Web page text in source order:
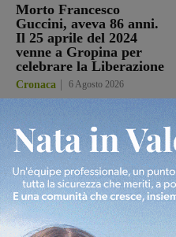
Morto Francesco
Guccini, aveva 86 anni.
Il 25 aprile del 2024
venne a Gropina per
celebrare la Liberazione
Cronaca 6 Agosto 2026